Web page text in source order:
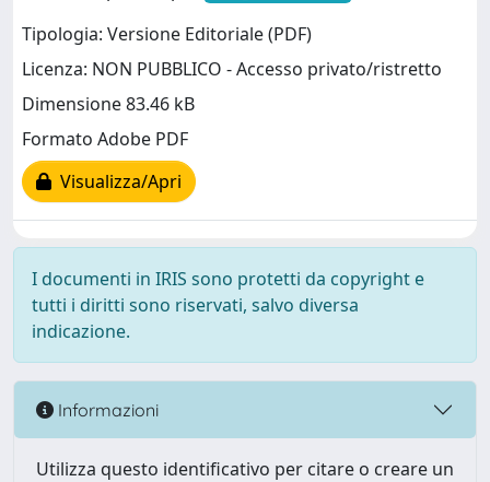
Tipologia: Versione Editoriale (PDF)
Licenza: NON PUBBLICO - Accesso privato/ristretto
Dimensione 83.46 kB
Formato Adobe PDF
Visualizza/Apri
I documenti in IRIS sono protetti da copyright e
tutti i diritti sono riservati, salvo diversa
indicazione.
Informazioni
Utilizza questo identificativo per citare o creare un